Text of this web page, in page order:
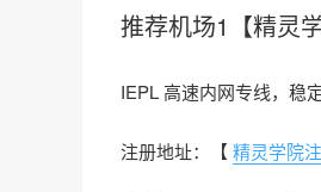
推荐机场1【精灵学
IEPL 高速内网专线，稳
注册地址：【精灵学院